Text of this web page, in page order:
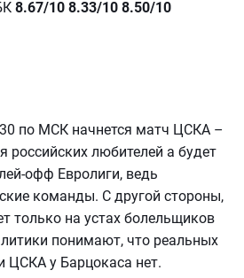
8.67/10 8.33/10 8.50/10
по МСК начнется матч ЦСКА –
российских любителей а будет
офф Евролиги, ведь
команды. С другой стороны,
только на устах болельщиков
понимают, что реальных
ЦСКА у Барцокаса нет.